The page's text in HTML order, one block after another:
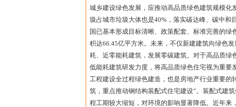
城乡建设绿色发展，应推动高品质绿色建筑规模
圾占城市垃圾大体也是40%，落实碳达峰、碳中
国已基本形成目标清晰、政策配套、标准完善的
积达66.45亿平方米。未来，不仅新建建筑向绿色
耗、近零能耗建筑，发展零碳建筑。对于高品质
低能耗建筑研发力度，将高品质绿色住宅视为重要
工程建设全过程绿色建造，也是房地产行业重要
筑，重点推动钢结构装配式住宅建设”。装配式建
程工期较大缩短，对环境的影响显著降低。近年来